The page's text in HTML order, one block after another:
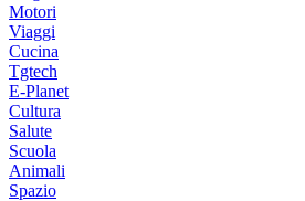
Motori
Viaggi
Cucina
Tgtech
E-Planet
Cultura
Salute
Scuola
Animali
Spazio